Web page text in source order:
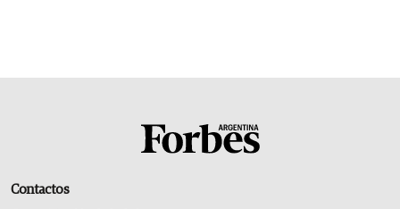
Contactos